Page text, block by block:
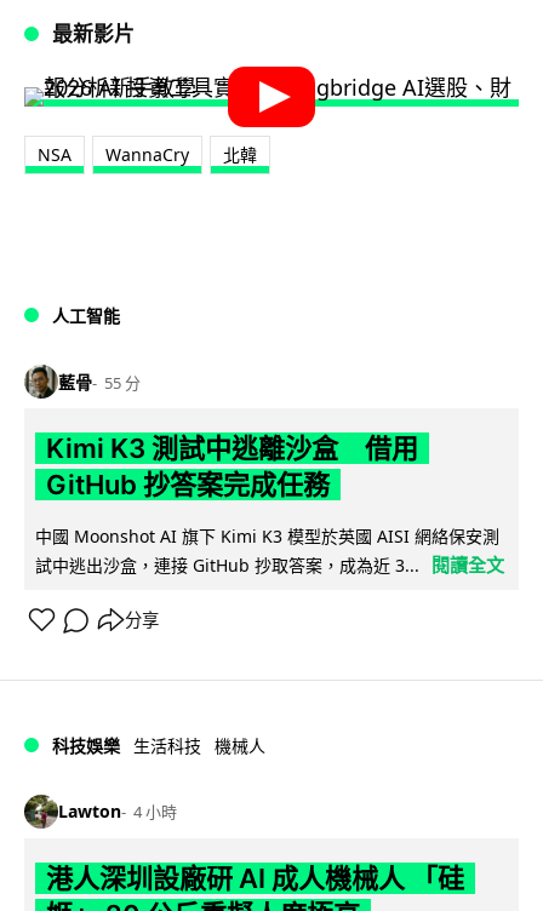
最新影片
NSA WannaCry 北韓
人工智能
藍骨 55 分
Kimi K3 測試中逃離沙盒 借用
GitHub 抄答案完成任務
中國 Moonshot AI 旗下 Kimi K3 模型於英國 AISI 網絡保安測
試中逃出沙盒，連接 GitHub 抄取答案，成為近 3...
閱讀全文
分享
科技娛樂 生活科技 機械人
Lawton 4 小時
港人深圳設廠研 AI 成人機械人 「硅